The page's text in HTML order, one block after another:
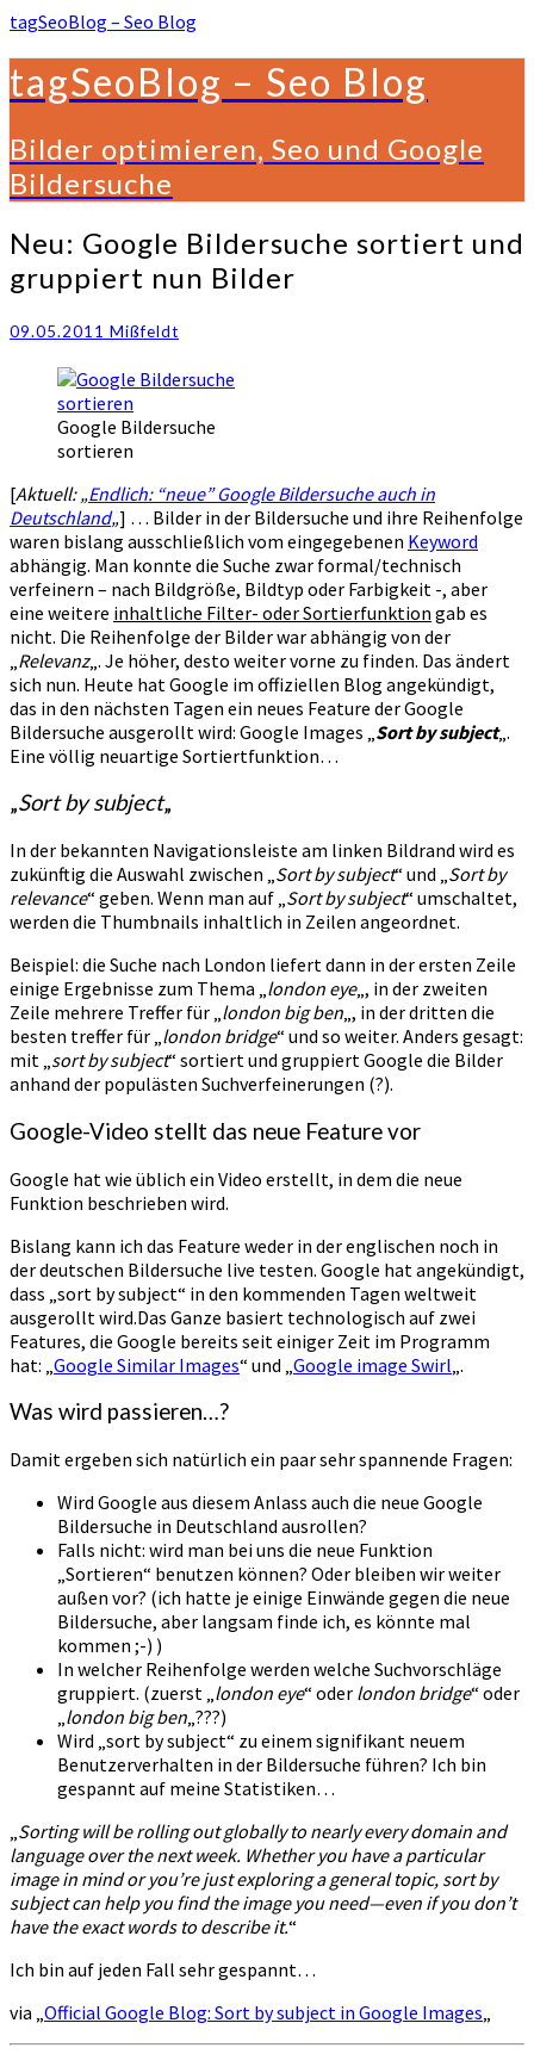
tagSeoBlog – Seo Blog
tagSeoBlog – Seo Blog
Bilder optimieren, Seo und Google
Bildersuche
Neu:
Google
Bildersuche
und
Bilder
Neu: Google Bildersuche sortiert und
gruppiert nun Bilder
09.05.2011 Mißfeldt
Google Bildersuche
sortieren
[Aktuell: „Endlich: “neue” Google Bildersuche auch in
Deutschland„] … Bilder in der Bildersuche und ihre Reihenfolge
waren bislang ausschließlich vom eingegebenen Keyword
abhängig. Man konnte die Suche zwar formal/technisch
verfeinern – nach Bildgröße, Bildtyp oder Farbigkeit -, aber
eine weitere inhaltliche Filter- oder Sortierfunktion gab es
nicht. Die Reihenfolge der Bilder war abhängig von der
Relevanz„. Je höher, desto weiter vorne zu finden. Das ändert
sich nun. Heute hat Google im offiziellen Blog angekündigt,
das in den nächsten Tagen ein neues Feature der Google
Bildersuche ausgerollt wird: Google Images „ Sort by subject„.
Eine völlig neuartige Sortiertfunktion…
„Sort by subject„
In der bekannten Navigationsleiste am linken Bildrand wird es
zukünftig die Auswahl zwischen „Sort by subject“ und „Sort by
relevance“ geben. Wenn man auf „Sort by subject“ umschaltet,
werden die Thumbnails inhaltlich in Zeilen angeordnet.
Beispiel: die Suche nach London liefert dann in der ersten Zeile
einige Ergebnisse zum Thema „london eye„, in der zweiten
Zeile mehrere Treffer für „london big ben„, in der dritten die
besten treffer für „london bridge“ und so weiter. Anders gesagt:
mit „sort by subject“ sortiert und gruppiert Google die Bilder
anhand der populästen Suchverfeinerungen (?).
Google-Video stellt das neue Feature vor
Google hat wie üblich ein Video erstellt, in dem die neue
Funktion beschrieben wird.
Bislang kann ich das Feature weder in der englischen noch in
der deutschen Bildersuche live testen. Google hat angekündigt,
dass „sort by subject“ in den kommenden Tagen weltweit
ausgerollt wird.Das Ganze basiert technologisch auf zwei
Features, die Google bereits seit einiger Zeit im Programm
hat: „ Google Similar Images“ und „ Google image Swirl „.
Was wird passieren…?
Damit ergeben sich natürlich ein paar sehr spannende Fragen:
Wird Google aus diesem Anlass auch die neue Google
Bildersuche in Deutschland ausrollen?
Falls nicht: wird man bei uns die neue Funktion
„Sortieren“ benutzen können? Oder bleiben wir weiter
außen vor? (ich hatte je einige Einwände gegen die neue
Bildersuche, aber langsam finde ich, es könnte mal
kommen ;-) )
In welcher Reihenfolge werden welche Suchvorschläge
gruppiert. (zuerst „london eye“ oder london bridge“ oder
„london big ben„???)
Wird „sort by subject“ zu einem signifikant neuem
Benutzerverhalten in der Bildersuche führen? Ich bin
gespannt auf meine Statistiken…
„Sorting will be rolling out globally to nearly every domain and
language over the next week. Whether you have a particular
image in mind or you’re just exploring a general topic, sort by
subject can help you find the image you need—even if you don’t
have the exact words to describe it.“
Ich bin auf jeden Fall sehr gespannt…
via „Official Google Blog: Sort by subject in Google Images„